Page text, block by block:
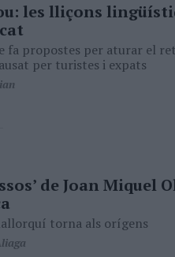
les lliçons
fa propostes per aturar el
per turistes i expats
de Joan Miquel
torna als orígens